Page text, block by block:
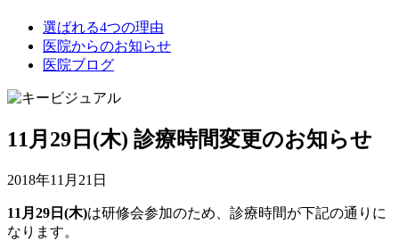
選ばれる4つの理由
医院からのお知らせ
医院ブログ
11月29日(木) 診療時間変更のお知らせ
2018年11月21日
11月29日(木)は研修会参加のため、診療時間が下記の通りに
なります。